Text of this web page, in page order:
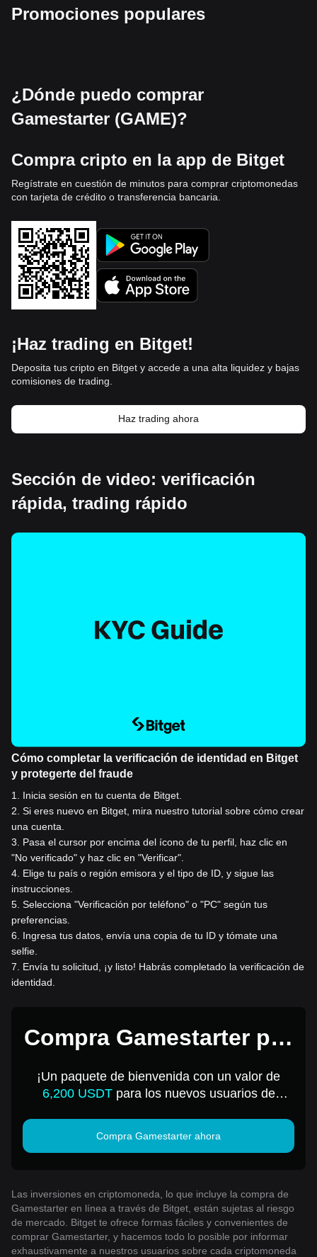
Promociones populares
¿Dónde puedo comprar
Gamestarter (GAME)?
Compra cripto en la app de Bitget
Regístrate en cuestión de minutos para comprar criptomonedas
con tarjeta de crédito o transferencia bancaria.
¡Haz trading en Bitget!
Deposita tus cripto en Bitget y accede a una alta liquidez y bajas
comisiones de trading.
Haz trading ahora
Sección de video: verificación
rápida, trading rápido
Cómo completar la verificación de identidad en Bitget
y protegerte del fraude
1
Inicia sesión en tu cuenta de Bitget.
2 Si eres nuevo en Bitget, mira nuestro tutorial sobre cómo crear
una cuenta.
3
Pasa el cursor por encima del ícono de tu perfil, haz clic en
"No verificado" y haz clic en "Verificar".
4 Elige tu país o región emisora y el tipo de ID, y sigue las
instrucciones.
5 Selecciona "Verificación por teléfono" o "PC" según tus
preferencias.
6
Ingresa tus datos, envía una copia de tu ID y tómate una
selfie.
7
Envía tu solicitud, ¡y listo! Habrás completado la verificación de
identidad.
Compra Gamestarter por
¡Un paquete de bienvenida con un valor de
6,200 USDTpara los nuevos usuarios de
Compra Gamestarter ahora
Las inversiones en criptomoneda, lo que incluye la compra de
Gamestarter en línea a través de Bitget, están sujetas al riesgo
de mercado. Bitget te ofrece formas fáciles y convenientes de
comprar Gamestarter, y hacemos todo lo posible por informar
exhaustivamente a nuestros usuarios sobre cada criptomoneda